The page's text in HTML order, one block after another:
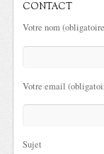
CONTACT
Votre nom
Votre email
Sujet